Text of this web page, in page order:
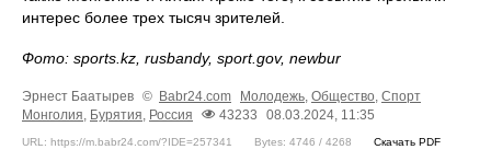
интерес более трех тысяч зрителей.
Фото: sports.kz, rusbandy, sport.gov, newbur
Эрнест Баатырев © Babr24.com Молодежь, Общество, Спорт
Монголия, Бурятия, Россия 43233 08.03.2024, 11:35
URL: https://m.babr24.com/?IDE=257341 Bytes: 4746 / 4268 Скачать PDF